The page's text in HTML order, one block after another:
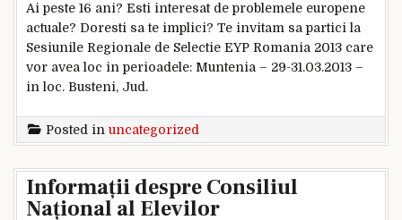
Ai peste 16 ani? Esti interesat de problemele europene
actuale? Doresti sa te implici? Te invitam sa partici la
Sesiunile Regionale de Selectie EYP Romania 2013 care
vor avea loc in perioadele: Muntenia – 29-31.03.2013 –
in loc. Busteni, Jud.
Posted in uncategorized
Informații despre Consiliul
Național al Elevilor